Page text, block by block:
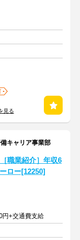
見る
キャリア事業部
職業紹介］年収6
ロー[12250]
円+交通費支給